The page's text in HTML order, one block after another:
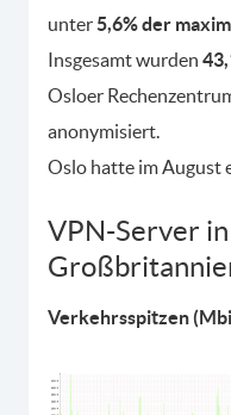
unter5,6% der
Insgesamt wurden
Osloer
anonymisiert.
Oslo hatte im August
VPN-Server
Verkehrsspitzen